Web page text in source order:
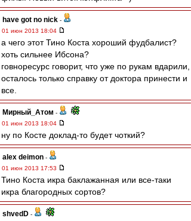
have got no nick -
01 июн 2013 18:04
а чего этот Тино Коста хороший фудбалист?
хоть сильнее Ибсона?
говноресурс говорит, что уже по рукам вдарили,
осталось только справку от доктора принести и
все.
Мирный_Атом -
01 июн 2013 18:04
ну по Косте доклад-то будет чоткий?
alex deimon -
01 июн 2013 17:53
Тино Коста икра баклажанная или все-таки
икра благородных сортов?
shvedD -